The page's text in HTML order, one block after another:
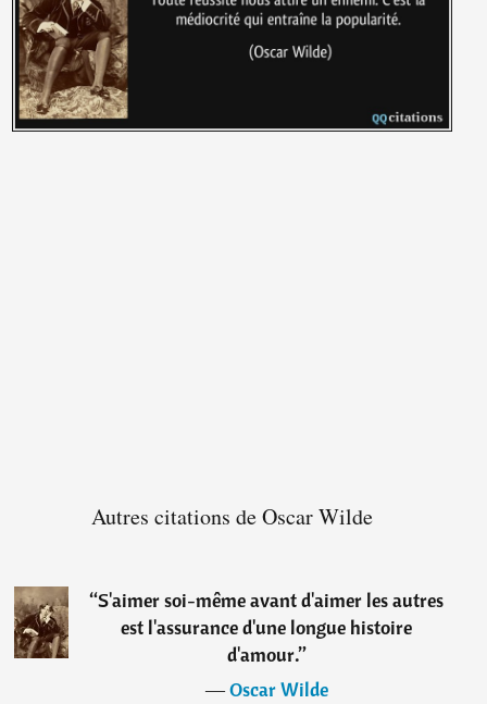
Autres citations de Oscar Wilde
“S'aimer soi-même avant d'aimer les autres
est l'assurance d'une longue histoire
d'amour.”
―Oscar Wilde